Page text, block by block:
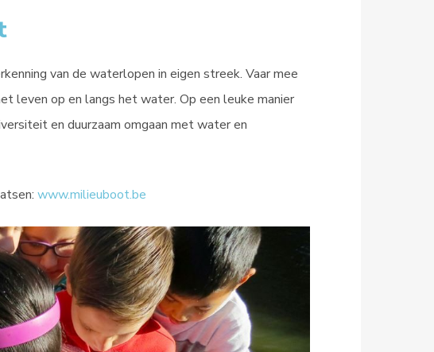
van de waterlopen in eigen streek. Vaar mee
leven op en langs het water. Op een leuke manier
en duurzaam omgaan met water en
www.milieuboot.be